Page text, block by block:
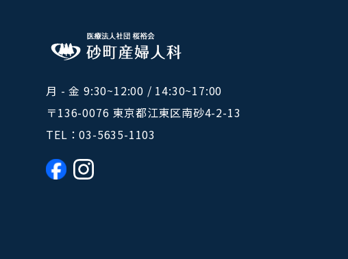
月 - 金 9:30~12:00 / 14:30~17:00
〒136-0076 東京都江東区南砂4-2-13
TEL：03-5635-1103